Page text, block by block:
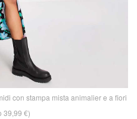
con stampa mista animalier e a fiori
39,99 €)